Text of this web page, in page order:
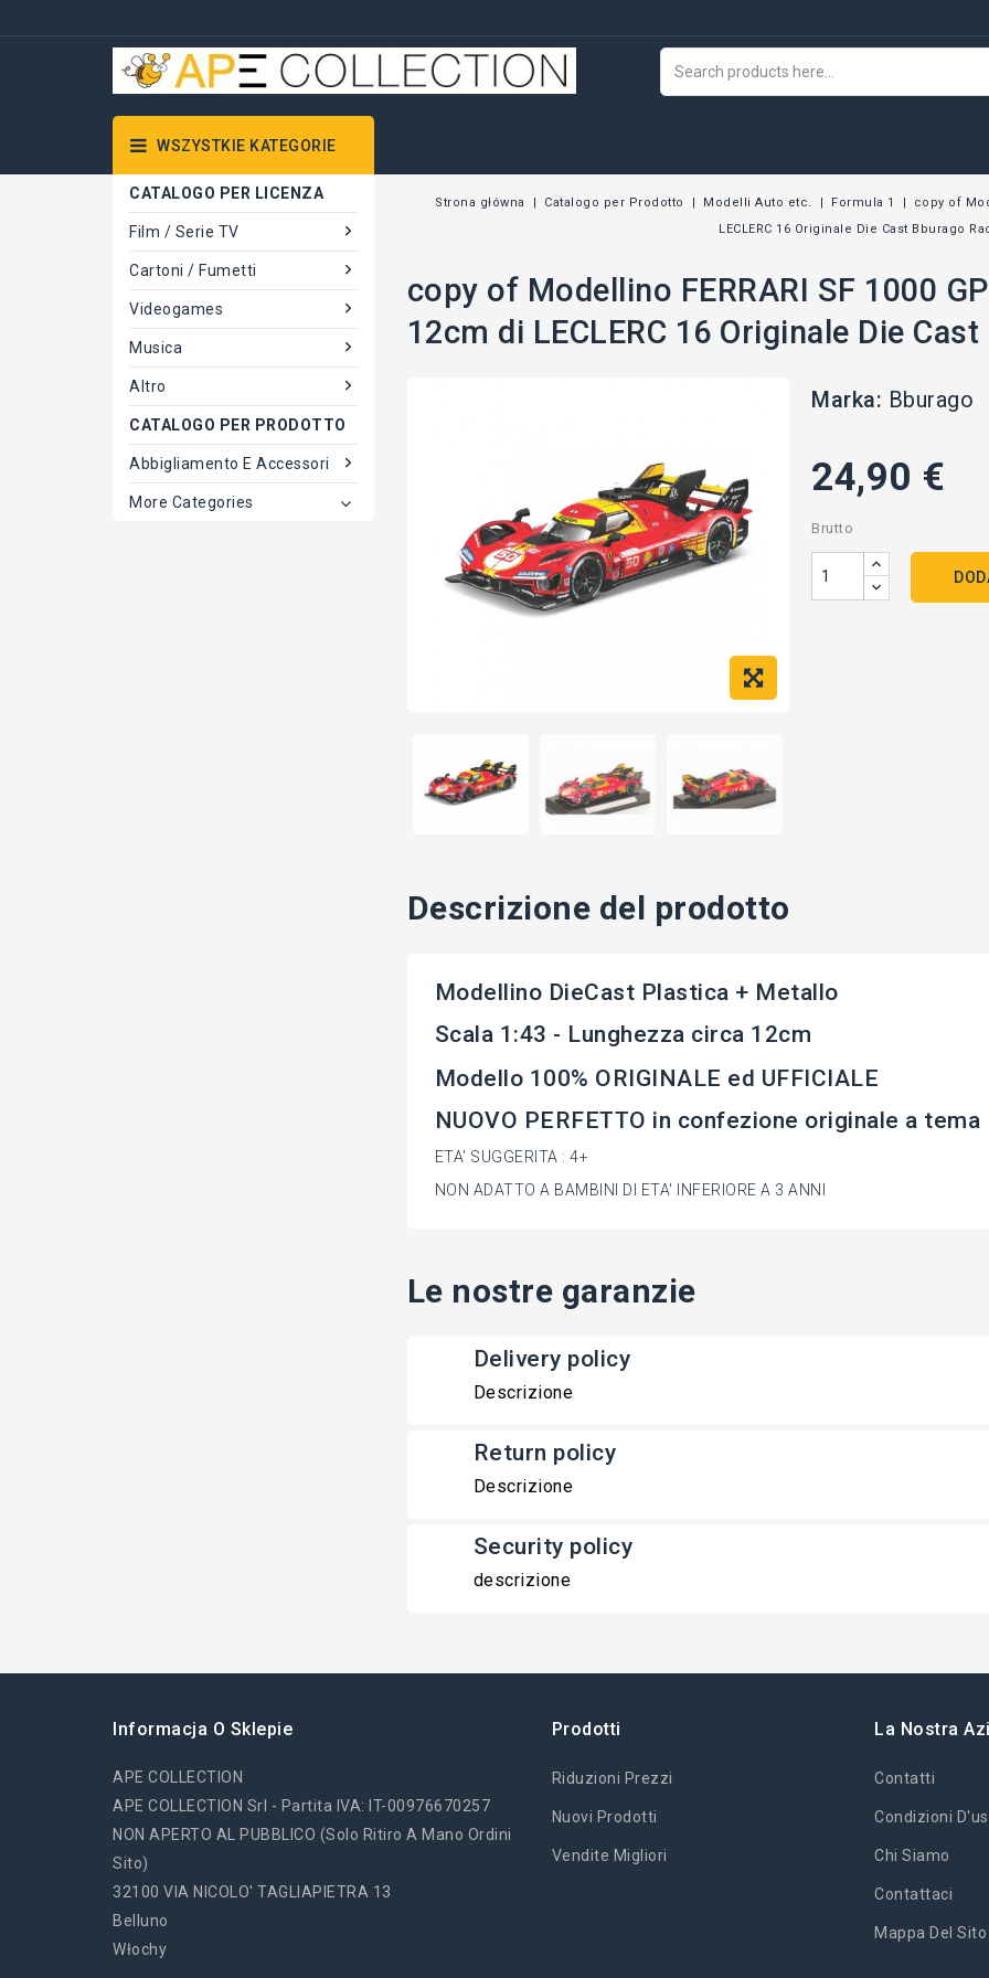
WSZYSTKIE KATEGORIE
CATALOGO PER LICENZA
Film / Serie TV
Cartoni / Fumetti
Videogames
Musica
Altro
CATALOGO PER PRODOTTO
Abbigliamento E Accessori
More Categories
Strona główna Catalogo per Prodotto Modelli Auto etc. Formula 1
copy of
LECLERC 16 Originale Die Cast Bburago
copy of Modellino FERRARI SF 1000
12cm di LECLERC 16 Originale Die
Marka: Bburago
24,90 €
Brutto
Descrizione del prodotto
Modellino DieCast Plastica + Metallo
Scala 1:43 - Lunghezza circa 12cm
Modello 100% ORIGINALE ed UFFICIALE
NUOVO PERFETTO in confezione originale a tema
ETA' SUGGERITA : 4+
NON ADATTO A BAMBINI DI ETA' INFERIORE A 3 ANNI
Le nostre garanzie
Delivery policy
Descrizione
Return policy
Descrizione
Security policy
descrizione
Informacja O Sklepie
APE COLLECTION
APE COLLECTION Srl - Partita IVA: IT-00976670257
NON APERTO AL PUBBLICO (solo Ritiro A Mano Ordini
Sito)
32100 VIA NICOLO' TAGLIAPIETRA 13
Belluno
Włochy
Prodotti
Riduzioni Prezzi
Nuovi Prodotti
Vendite Migliori
La Nostra
Contatti
Condizioni
Chi Siamo
Contattaci
Mappa Del Sito